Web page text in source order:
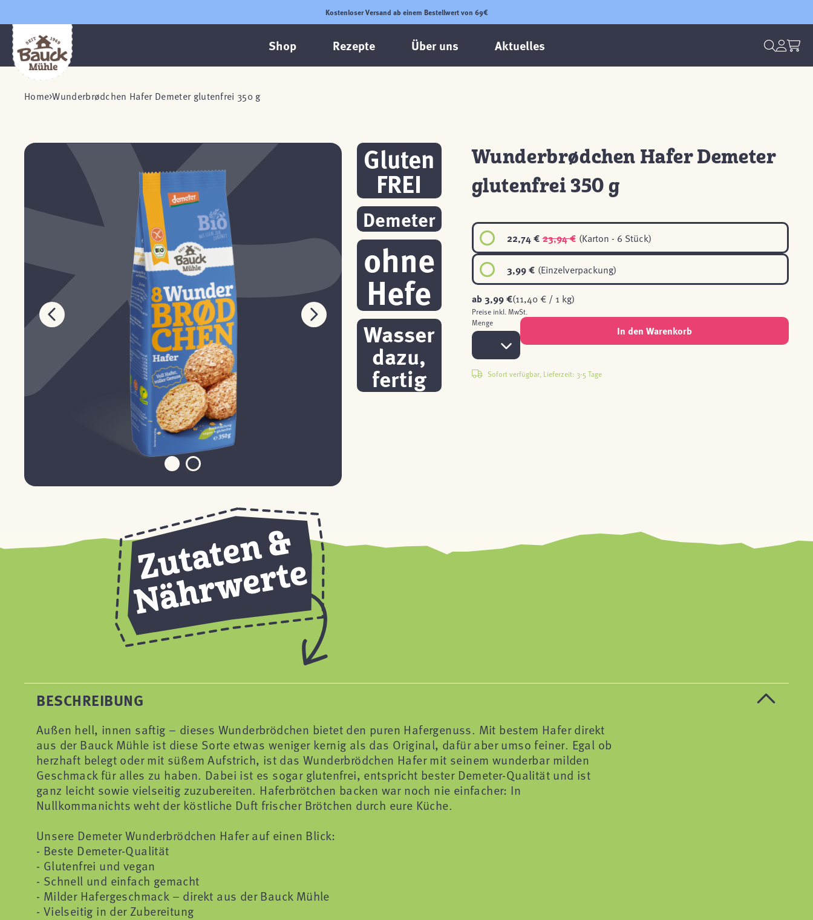
Kostenloser Versand ab einem Bestellwert von 69€
Shop Rezepte Über uns Aktuelles
Home Wunderbrødchen Hafer Demeter glutenfrei 350 g
Gluten
FREI
Demeter
ohne
Hefe
Wasser
dazu,
fertig
Wunderbrødchen Hafer Demeter
glutenfrei 350 g
22,74 € 23,94 € (Karton - 6 Stück)
3,99 € (Einzelverpackung)
ab3,99 €(11,40 € / 1 kg)
Preise inkl. MwSt.
Menge
In den Warenkorb
Sofort verfügbar, Lieferzeit: 3-5 Tage
BESCHREIBUNG
Außen hell, innen saftig – dieses Wunderbrödchen bietet den puren Hafergenuss. Mit bestem Hafer direkt
aus der Bauck Mühle ist diese Sorte etwas weniger kernig als das Original, dafür aber umso feiner. Egal ob
herzhaft belegt oder mit süßem Aufstrich, ist das Wunderbrödchen Hafer mit seinem wunderbar milden
Geschmack für alles zu haben. Dabei ist es sogar glutenfrei, entspricht bester Demeter-Qualität und ist
ganz leicht sowie vielseitig zuzubereiten. Haferbrötchen backen war noch nie einfacher: In
Nullkommanichts weht der köstliche Duft frischer Brötchen durch eure Küche.
Unsere Demeter Wunderbrödchen Hafer auf einen Blick:
- Beste Demeter-Qualität
- Glutenfrei und vegan
- Schnell und einfach gemacht
- Milder Hafergeschmack – direkt aus der Bauck Mühle
- Vielseitig in der Zubereitung